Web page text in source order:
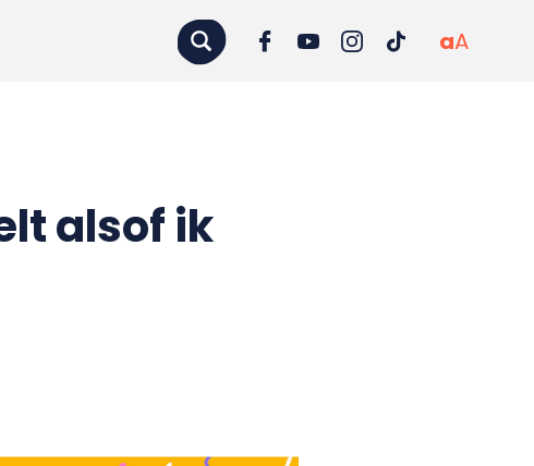
aA
alsof ik